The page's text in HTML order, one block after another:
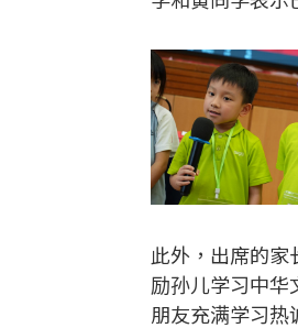
此外，出席的
励孙儿学习中
朋友充满学习热